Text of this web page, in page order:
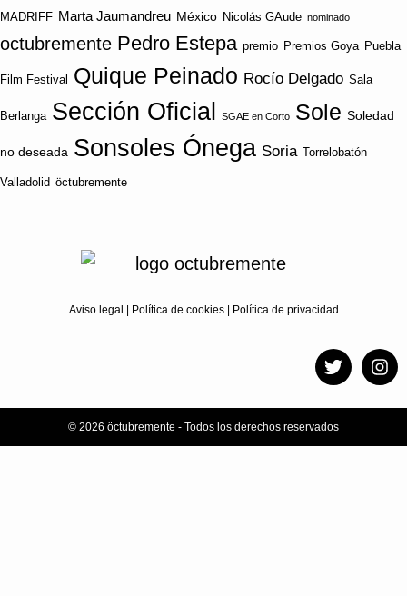
MADRIFF Marta Jaumandreu México Nicolás GAude nominado
octubremente Pedro Estepa premio Premios Goya Puebla
Film Festival Quique Peinado Rocío Delgado Sala
Berlanga Sección Oficial SGAE en Corto Sole Soledad
no deseada Sonsoles Ónega Soria Torrelobatón
Valladolid öctubremente
Aviso legal | Política de cookies| Política de privacidad
© 2026 öctubremente - Todos los derechos reservados